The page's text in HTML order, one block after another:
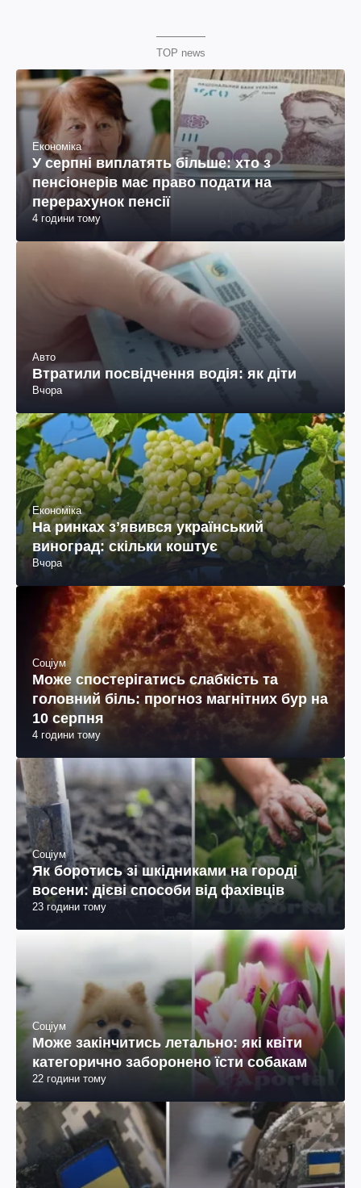
TOP news
Економіка
У серпні виплатять більше: хто з
пенсіонерів має право подати на
перерахунок пенсії
4 години тому
Авто
Втратили посвідчення водія: як діти
Вчора
Економіка
На ринках зʼявився український
виноград: скільки коштує
Вчора
Соціум
Може спостерігатись слабкість та
головний біль: прогноз магнітних бур на
10 серпня
4 години тому
Соціум
Як боротись зі шкідниками на городі
восени: дієві способи від фахівців
23 години тому
Соціум
Може закінчитись летально: які квіти
категорично заборонено їсти собакам
22 години тому